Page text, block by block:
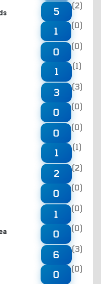
5
(2)
1
(0)
0
(0)
1
(1)
3
(3)
0
(0)
0
(0)
1
(1)
2
(2)
0
(0)
1
(0)
0
(0)
6
(3)
0
(0)